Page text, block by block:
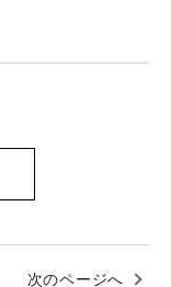
次のページへ